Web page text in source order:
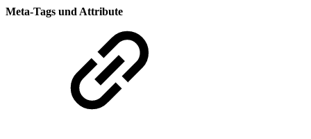
Meta-Tags und Attribute